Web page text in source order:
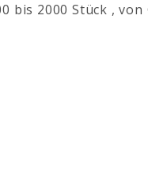
2000 Stück , von